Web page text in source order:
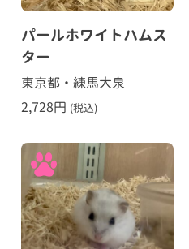
パールホワイトハムス
ター
東京都・練馬大泉
2,728円 (税込)